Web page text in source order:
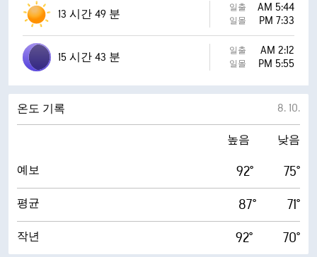
13 시간 49 분 일출 AM 5:44
일몰 PM 7:33
15 시간 43 분 일출 AM 2:12
일몰 PM 5:55
온도 기록 8. 10.
높음 낮음
예보 92° 75°
평균 87° 71°
작년 92° 70°